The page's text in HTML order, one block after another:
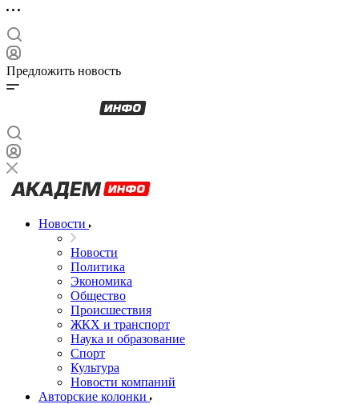
Предложить новость
Новости
Новости
Политика
Экономика
Общество
Происшествия
ЖКХ и транспорт
Наука и образование
Спорт
Культура
Новости компаний
Авторские колонки